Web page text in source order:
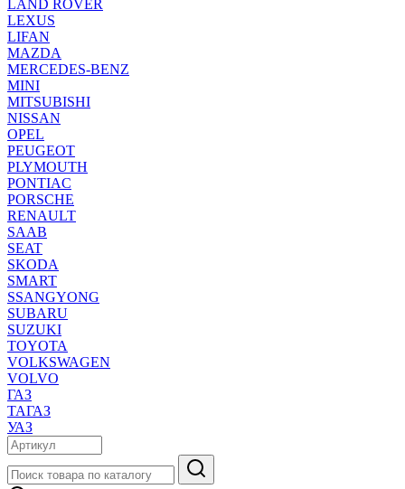
LAND ROVER
LEXUS
LIFAN
MAZDA
MERCEDES-BENZ
MINI
MITSUBISHI
NISSAN
OPEL
PEUGEOT
PLYMOUTH
PONTIAC
PORSCHE
RENAULT
SAAB
SEAT
SKODA
SMART
SSANGYONG
SUBARU
SUZUKI
TOYOTA
VOLKSWAGEN
VOLVO
ГАЗ
ТАГАЗ
УАЗ